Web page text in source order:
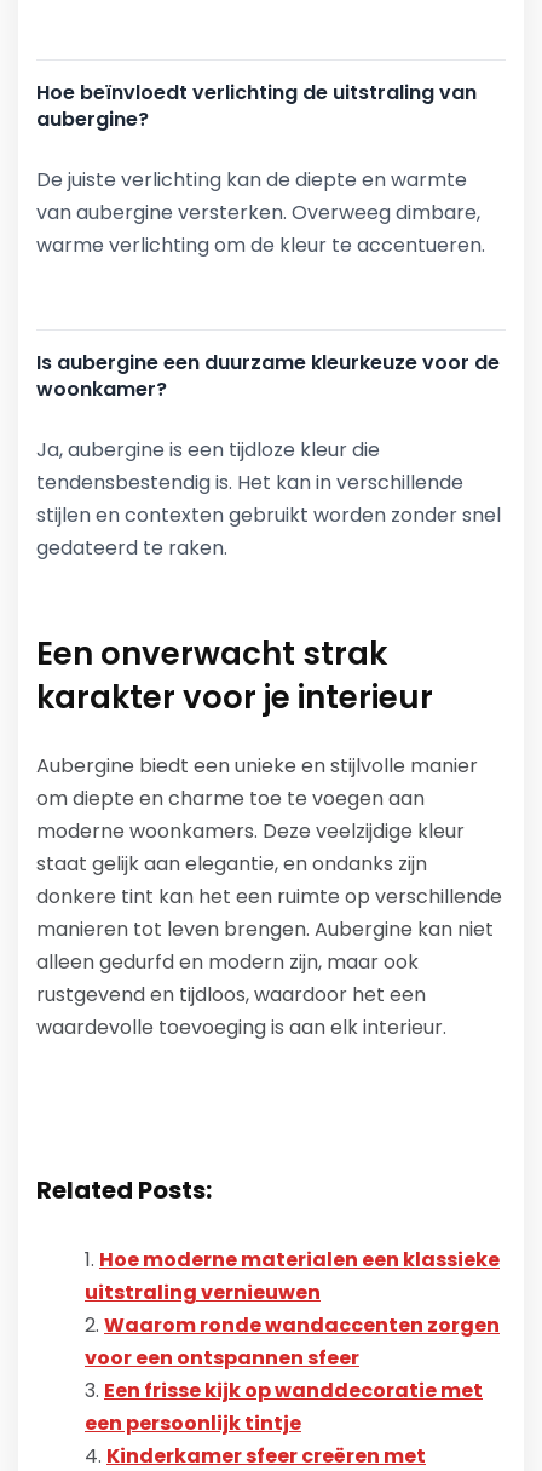
Hoe beïnvloedt verlichting de uitstraling van
aubergine?
De juiste verlichting kan de diepte en warmte
van aubergine versterken. Overweeg dimbare,
warme verlichting om de kleur te accentueren.
Is aubergine een duurzame kleurkeuze voor de
woonkamer?
Ja, aubergine is een tijdloze kleur die
tendensbestendig is. Het kan in verschillende
stijlen en contexten gebruikt worden zonder snel
gedateerd te raken.
Een onverwacht strak
karakter voor je interieur
Aubergine biedt een unieke en stijlvolle manier
om diepte en charme toe te voegen aan
moderne woonkamers. Deze veelzijdige kleur
staat gelijk aan elegantie, en ondanks zijn
donkere tint kan het een ruimte op verschillende
manieren tot leven brengen. Aubergine kan niet
alleen gedurfd en modern zijn, maar ook
rustgevend en tijdloos, waardoor het een
waardevolle toevoeging is aan elk interieur.
Related Posts:
Hoe moderne materialen een klassieke
uitstraling vernieuwen
Waarom ronde wandaccenten zorgen
voor een ontspannen sfeer
Een frisse kijk op wanddecoratie met
een persoonlijk tintje
Kinderkamer sfeer creëren met